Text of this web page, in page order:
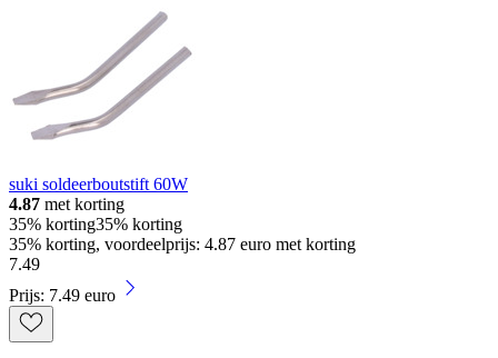
suki soldeerboutstift 60W
4.87 met korting
35% korting35% korting
35% korting, voordeelprijs: 4.87 euro met korting
7.49
Prijs: 7.49 euro